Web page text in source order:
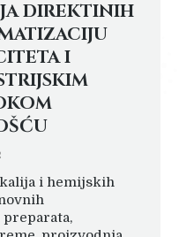
DIREKTINIH
I
i hemijskih